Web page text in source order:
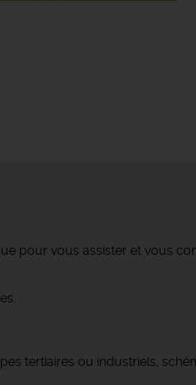
pour vous assister et vous
tertiaires ou industriels,